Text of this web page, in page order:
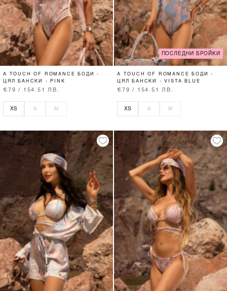
A TOUCH OF ROMANCE БОДИ -
ЦЯЛ БАНСКИ - PINK
€79 / 154.51 ЛВ.
XS S M
ПОСЛЕДНИ БРОЙКИ
A TOUCH OF ROMANCE БОДИ -
ЦЯЛ БАНСКИ - VISTA BLUE
€79 / 154.51 ЛВ.
XS S M